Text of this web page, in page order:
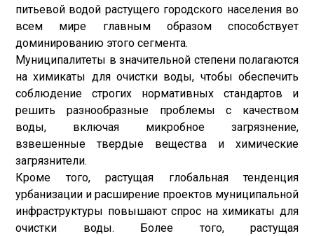
питьевой водой растущего городского населения во
всем мире главным образом способствует
доминированию этого сегмента.
Муниципалитеты в значительной степени полагаются
на химикаты для очистки воды, чтобы обеспечить
соблюдение строгих нормативных стандартов и
решить разнообразные проблемы с качеством
воды, включая микробное загрязнение,
взвешенные твердые вещества и химические
загрязнители.
Кроме того, растущая глобальная тенденция
урбанизации и расширение проектов муниципальной
инфраструктуры повышают спрос на химикаты для
очистки воды. Более того, растущая